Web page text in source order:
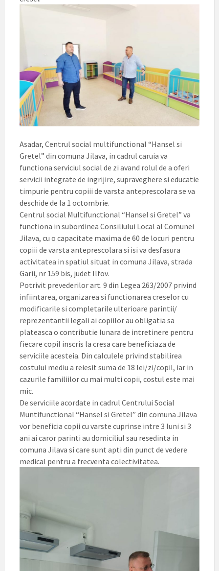
Asadar, Centrul social multifunctional “Hansel si
Gretel” din comuna Jilava, in cadrul caruia va
functiona serviciul social de zi avand rolul de a oferi
servicii integrate de ingrijire, supraveghere si educatie
timpurie pentru copiii de varsta anteprescolara se va
deschide de la 1 octombrie.
Centrul social Multifunctional “Hansel si Gretel” va
functiona in subordinea Consiliului Local al Comunei
Jilava, cu o capacitate maxima de 60 de locuri pentru
copiii de varsta anteprescolara si isi va desfasura
activitatea in spatiul situat in comuna Jilava, strada
Garii, nr 159 bis, judet Ilfov.
Potrivit prevederilor art. 9 din Legea 263/2007 privind
infiintarea, organizarea si functionarea creselor cu
modificarile si completarile ulterioare parintii/
reprezentantii legali ai copiilor au obligatia sa
plateasca o contributie lunara de intretinere pentru
fiecare copil inscris la cresa care beneficiaza de
serviciile acesteia. Din calculele privind stabilirea
costului mediu a reiesit suma de 18 lei/zi/copil, iar in
cazurile familiilor cu mai multi copii, costul este mai
mic.
De serviciile acordate in cadrul Centrului Social
Muntifunctional “Hansel si Gretel” din comuna Jilava
vor beneficia copii cu varste cuprinse intre 3 luni si 3
ani ai caror parinti au domiciliul sau resedinta in
comuna Jilava si care sunt apti din punct de vedere
medical pentru a frecventa colectivitatea.